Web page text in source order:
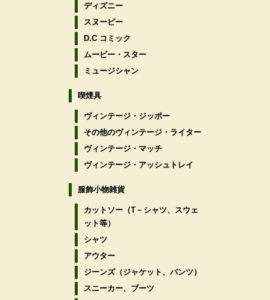
ディズニー
スヌーピー
D.C コミック
ムービー・スター
ミュージシャン
喫煙具
ヴィンテージ・ジッポー
その他のヴィンテージ・ライター
ヴィンテージ・マッチ
ヴィンテージ・アッシュトレイ
服飾小物雑貨
カットソー（T－シャツ、スウェ
ット等）
シャツ
アウター
ジーンズ（ジャケット、パンツ）
スニーカー、ブーツ